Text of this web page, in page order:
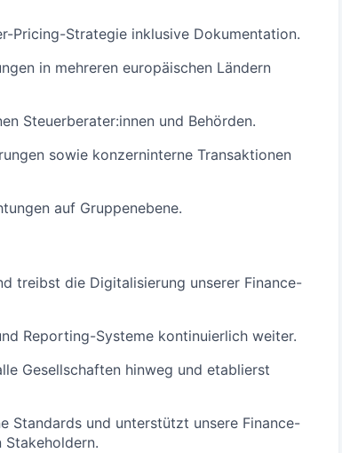
Pricing-Strategie inklusive Dokumentation.
in mehreren europäischen Ländern
Steuerberater:innen und Behörden.
sowie konzerninterne Transaktionen
auf Gruppenebene.
treibst die Digitalisierung unserer Finance-
Reporting-Systeme kontinuierlich weiter.
Gesellschaften hinweg und etablierst
Standards und unterstützt unsere Finance-